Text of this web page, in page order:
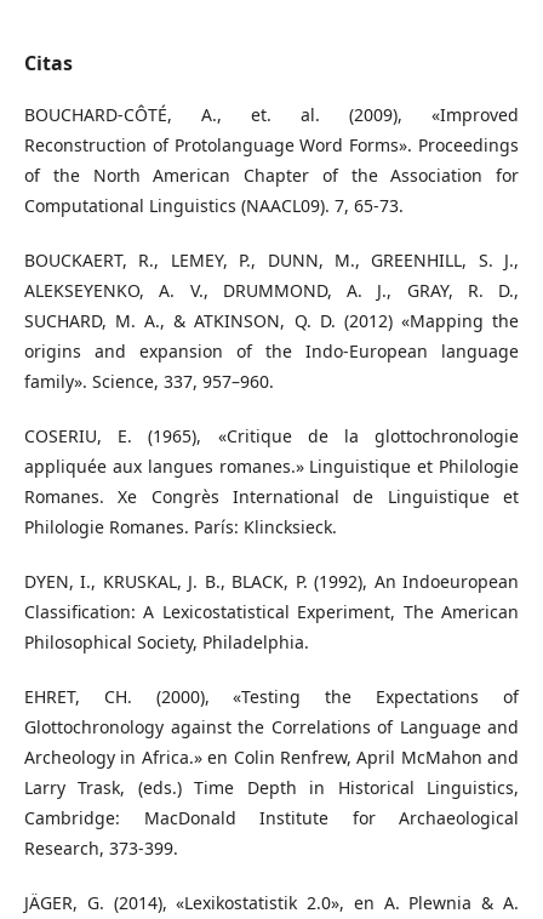
Citas
BOUCHARD-CÔTÉ, A., et. al. (2009), «Improved
Reconstruction of Protolanguage Word Forms». Proceedings
of the North American Chapter of the Association for
Computational Linguistics (NAACL09). 7, 65-73.
BOUCKAERT, R., LEMEY, P., DUNN, M., GREENHILL, S. J.,
ALEKSEYENKO, A. V., DRUMMOND, A. J., GRAY, R. D.,
SUCHARD, M. A., & ATKINSON, Q. D. (2012) «Mapping the
origins and expansion of the Indo-European language
family». Science, 337, 957–960.
COSERIU, E. (1965), «Critique de la glottochronologie
appliquée aux langues romanes.» Linguistique et Philologie
Romanes. Xe Congrès International de Linguistique et
Philologie Romanes. París: Klincksieck.
DYEN, I., KRUSKAL, J. B., BLACK, P. (1992), An Indoeuropean
Classification: A Lexicostatistical Experiment, The American
Philosophical Society, Philadelphia.
EHRET, CH. (2000), «Testing the Expectations of
Glottochronology against the Correlations of Language and
Archeology in Africa.» en Colin Renfrew, April McMahon and
Larry Trask, (eds.) Time Depth in Historical Linguistics,
Cambridge: MacDonald Institute for Archaeological
Research, 373-399.
JÄGER, G. (2014), «Lexikostatistik 2.0», en A. Plewnia & A.